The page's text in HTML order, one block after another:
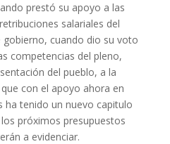
prestó su apoyo a las
salariales del
gobierno, cuando dio su voto
competencias del pleno,
del pueblo, a la
con el apoyo ahora en
ha tenido un nuevo capitulo
próximos presupuestos
a evidenciar.